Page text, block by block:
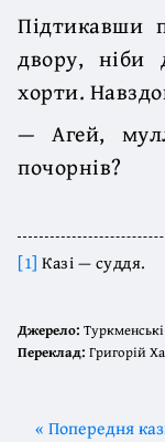
Підтикавши
двору, ніби
хорти.
— Агей,
почорнів?
[1] Казі — суддя.
Джерело:
Переклад: Григорій
« Попередня